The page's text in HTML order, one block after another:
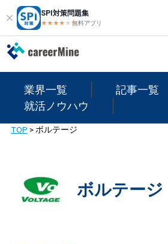
SPI対策問題集
★★★★ ★★
無料アプリ
業界一覧
記事一覧
就活ノウハウ
TOP > ボルテージ
ボルテージ